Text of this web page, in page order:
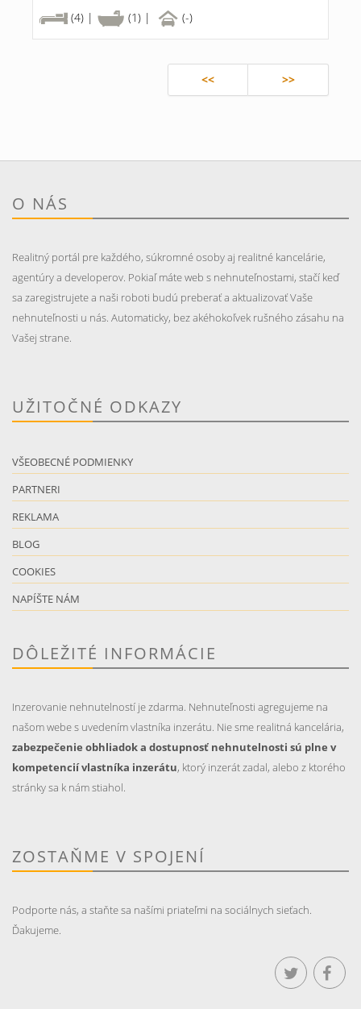
(4) |
(1) | (-)
<< >>
O NÁS
Realitný portál pre každého, súkromné osoby aj realitné kancelárie,
agentúry a developerov. Pokiaľ máte web s nehnuteľnostami, stačí keď
sa zaregistrujete a naši roboti budú preberať a aktualizovať Vaše
nehnuteľnosti u nás. Automaticky, bez akéhokoľvek rušného zásahu na
Vašej strane.
UŽITOČNÉ ODKAZY
VŠEOBECNÉ PODMIENKY
PARTNERI
REKLAMA
BLOG
COOKIES
NAPÍŠTE NÁM
DÔLEŽITÉ INFORMÁCIE
Inzerovanie nehnutelností je zdarma. Nehnuteľnosti agregujeme na
našom webe s uvedením vlastníka inzerátu. Nie sme realitná kancelária,
zabezpečenie obhliadok a dostupnosť nehnutelnosti sú plne v
kompetencií vlastníka inzerátu, ktorý inzerát zadal, alebo z ktorého
stránky sa k nám stiahol.
ZOSTAŇME V SPOJENÍ
Podporte nás, a staňte sa našími priateľmi na sociálnych sieťach.
Ďakujeme.